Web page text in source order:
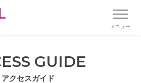
メニュー
GUIDE
アクセスガイド